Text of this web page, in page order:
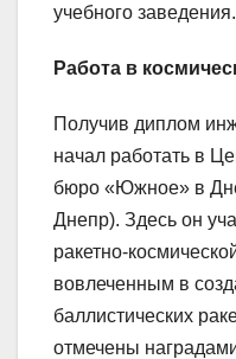
учебного заведения.
Работа в
Получив диплом
начал работать в
бюро «Южное» в
Днепр). Здесь он
ракетно-
вовлеченным в
баллистических
отмечены